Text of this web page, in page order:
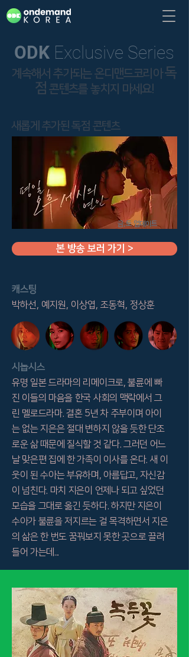
계속해서 추가되는 온디맨드코리아 독
점 콘텐츠를 놓치지 마세요!
새롭게 추가된 독점 콘텐츠
금,토 업데이트
본 방송 보러 가기 >
캐스팅
박하선, 예지원, 이상엽, 조동혁, 정상훈
​시놉시스
유명 일본 드라마의 리메이크로, 불륜에 빠
진 이들의 마음을 한국 사회의 맥락에서 그
린 멜로드라마. 결혼 5년 차 주부이며 아이
는 없는 지은은 절대 변하지 않을 듯한 단조
로운 삶 때문에 질식할 것 같다. 그러던 어느
날 맞은편 집에 한 가족이 이사를 온다. 새 이
웃이 된 수아는 부유하며, 아름답고, 자신감
이 넘친다. 마치 지은이 언제나 되고 싶었던
모습을 그대로 옮긴 듯하다. 하지만 지은이
수아가 불륜을 저지르는 걸 목격하면서 지은
의 삶은 한 번도 꿈꿔보지 못한 곳으로 끌려
들어 가는데...
ODK Exclusive Series